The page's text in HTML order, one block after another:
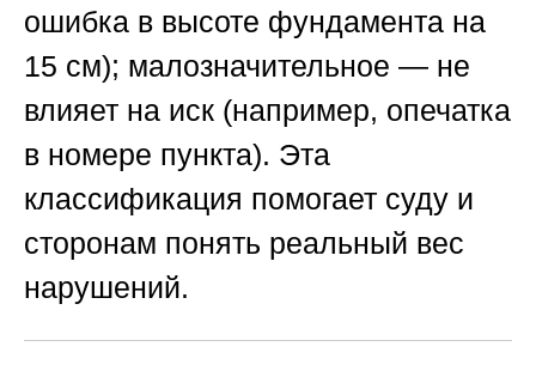
ошибка в высоте фундамента на
15 см); малозначительное — не
влияет на иск (например, опечатка
в номере пункта). Эта
классификация помогает суду и
сторонам понять реальный вес
нарушений.